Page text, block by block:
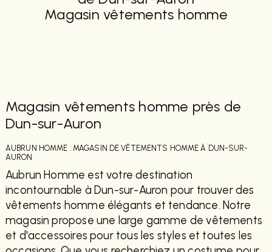
Magasin vêtements homme
Magasin vêtements homme près de
Dun-sur-Auron
AUBRUN HOMME : MAGASIN DE VÊTEMENTS HOMME À DUN-SUR-
AURON
Aubrun Homme est votre destination
incontournable à Dun-sur-Auron pour trouver des
vêtements homme élégants et tendance. Notre
magasin propose une large gamme de vêtements
et d'accessoires pour tous les styles et toutes les